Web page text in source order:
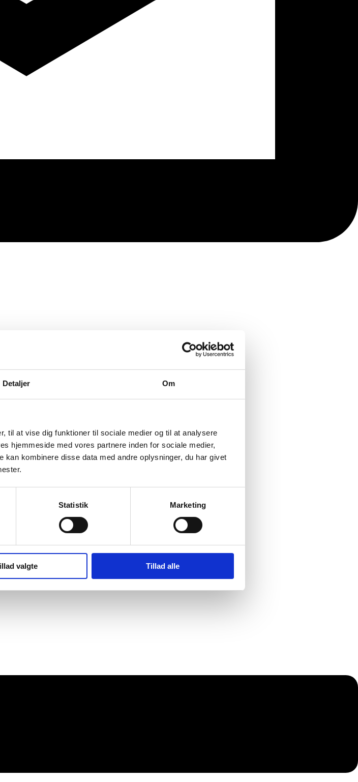
Detaljer Om
til at vise dig funktioner til sociale medier og til at analysere
hjemmeside med vores partnere inden for sociale medier,
kombinere disse data med andre oplysninger, du har givet
Statistik Marketing
valgte Tillad alle